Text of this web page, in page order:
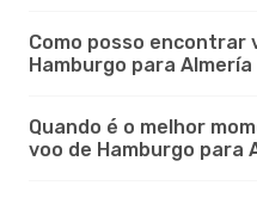
Como posso encontrar
Hamburgo para Almería
Quando é o melhor
voo de Hamburgo para